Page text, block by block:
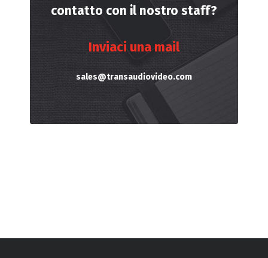
contatto con il nostro staff?
Inviaci una mail
sales@transaudiovideo.com